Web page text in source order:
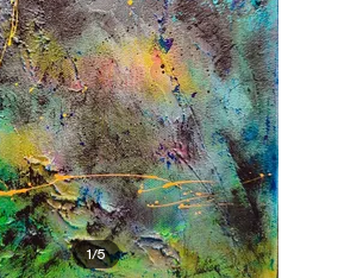
1/5